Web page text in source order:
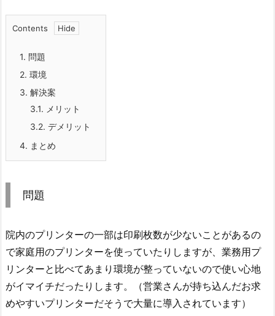
Contents
1. 問題
2. 環境
3. 解決案
3.1. メリット
3.2. デメリット
4. まとめ
問題
院内のプリンターの一部は印刷枚数が少ないことがあるの
で家庭用のプリンターを使っていたりしますが、業務用プ
リンターと比べてあまり環境が整っていないので使い心地
がイマイチだったりします。（営業さんが持ち込んだお求
めやすいプリンターだそうで大量に導入されています）